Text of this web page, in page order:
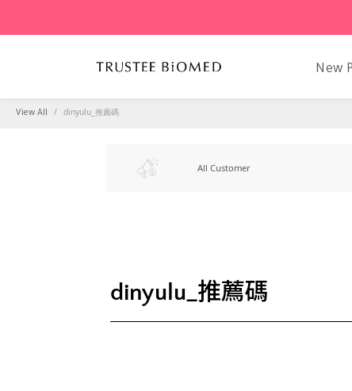
New
View All dinyulu_推薦碼
All Customer
dinyulu_推薦碼